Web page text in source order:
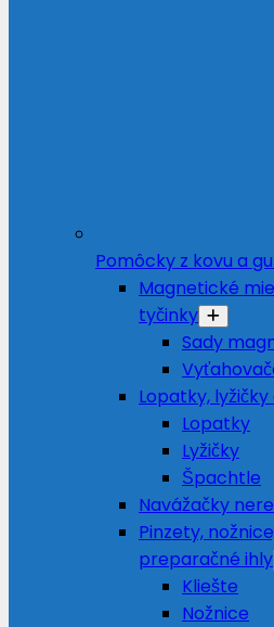
Pomôcky z kovu a
Magnetické
tyčinky
Sady
Lopatky,
Lopatky
Lyžičky
Špachtle
Navážačky
Pinzety,
preparačné ihly
Kliešte
Nožnice